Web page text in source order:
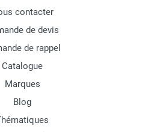
contacter
de devis
de rappel
Catalogue
Marques
Blog